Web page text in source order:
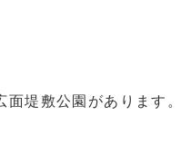
堤敷公園があります。